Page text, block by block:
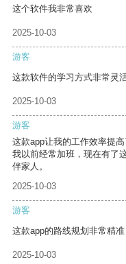
这个软件我非常喜欢
2025-10-03
游客
这款软件的学习方式非常灵
2025-10-03
游客
这款app让我的工作效率提
我以前经常加班，现在有了
伴家人。
2025-10-03
游客
这款app的路线规划非常精
2025-10-03